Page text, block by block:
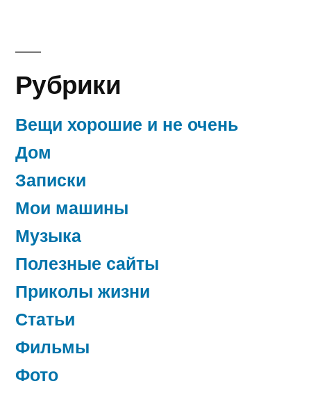
Рубрики
Вещи хорошие и не очень
Дом
Записки
Мои машины
Музыка
Полезные сайты
Приколы жизни
Статьи
Фильмы
Фото